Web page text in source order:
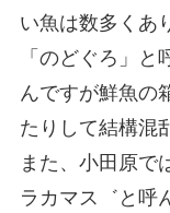
い魚は数多くあ
「のどぐろ」
んですが鮮魚の
たりして結構混
また、小田原で
ラカマス゛と呼